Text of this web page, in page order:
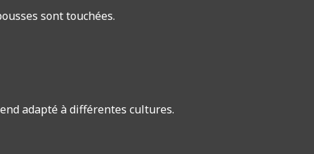
sont touchées.
adapté à différentes cultures.